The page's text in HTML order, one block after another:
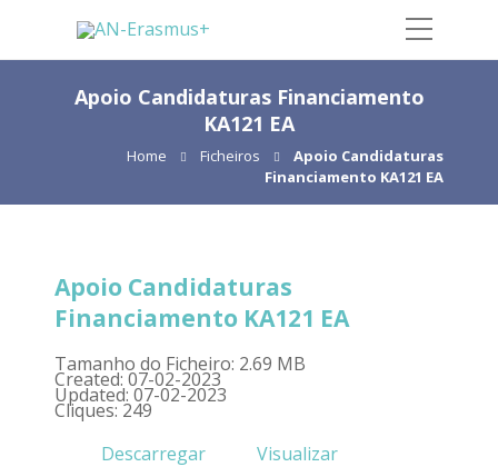
Apoio Candidaturas Financiamento
KA121 EA
Home Ficheiros
Apoio Candidaturas
Financiamento KA121 EA
Apoio Candidaturas
Financiamento KA121 EA
Tamanho do Ficheiro: 2.69 MB
Created: 07-02-2023
Updated: 07-02-2023
Cliques: 249
Descarregar
Visualizar